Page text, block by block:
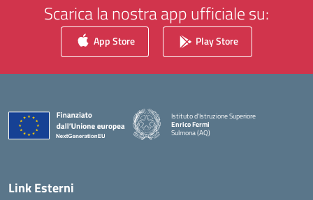
Scarica la nostra app ufficiale su:
App Store Play Store
Istituto d'Istruzione Superiore
Enrico Fermi
Sulmona (AQ)
— Visita la pagina iniziale della scuola
Link Esterni